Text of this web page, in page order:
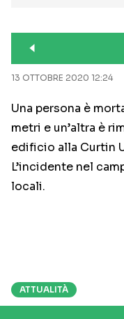
13 OTTOBRE 2020 12:24
Una persona è
metri e un’altra è
edificio alla Curtin
L’incidente nel
locali.
ATTUALITÀ